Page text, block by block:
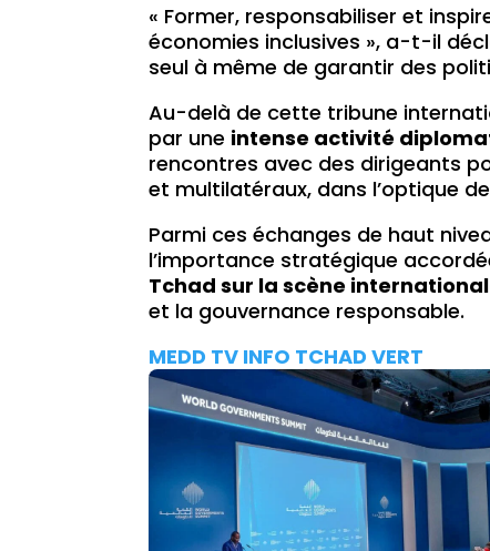
« Former, responsabiliser et
économies inclusives », a-t-il
seul à même de garantir des
Au-delà de cette tribune
par une intense activité
rencontres avec des dirigeants
et multilatéraux, dans l’optique de
Parmi ces échanges de haut
l’importance stratégique
Tchad sur la scène
et la gouvernance responsable.
MEDD TV INFO TCHAD VERT